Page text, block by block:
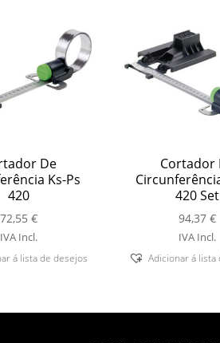
De
Ks-Ps
420
72,55€
IVA Incl.
á lista de desejos
Cortador
420 Set
94,37€
IVA Incl.
Adicionar á lista